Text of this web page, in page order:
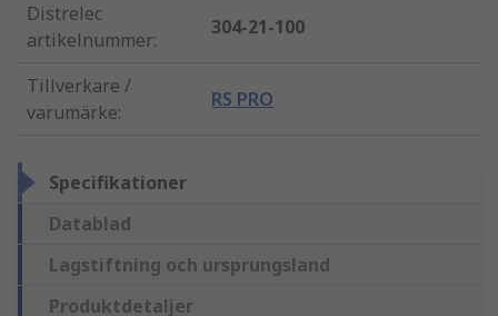
Distrelec
artikelnummer:
304-21-100
Tillverkare /
varumärke:
RS PRO
Specifikationer
Datablad
Lagstiftning och ursprungsland
Produktdetaljer